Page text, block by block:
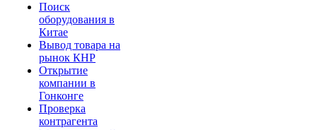
Поиск
оборудования в
Китае
Вывод товара на
рынок КНР
Открытие
компании в
Гонконге
Проверка
контрагента